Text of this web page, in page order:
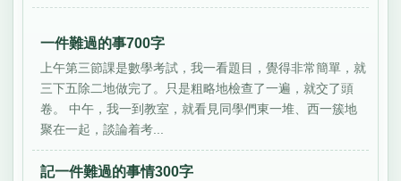
一件難過的事700字
上午第三節課是數學考試，我一看題目，覺得非常簡單，就
三下五除二地做完了。只是粗略地檢查了一遍，就交了頭
卷。 中午，我一到教室，就看見同學們東一堆、西一簇地
聚在一起，談論着考...
記一件難過的事情300字